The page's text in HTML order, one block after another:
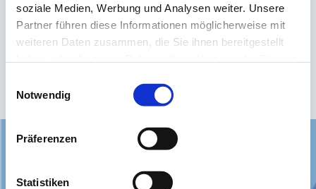
soziale Medien, Werbung und Analysen weiter. Unsere
Partner führen diese Informationen möglicherweise mit
weiteren Daten zusammen, die Sie ihnen bereitgestellt
Notwendig
Präferenzen
Statistiken
Es gilt unsereDatenschutzerklärung.
Widerruf bestätigen